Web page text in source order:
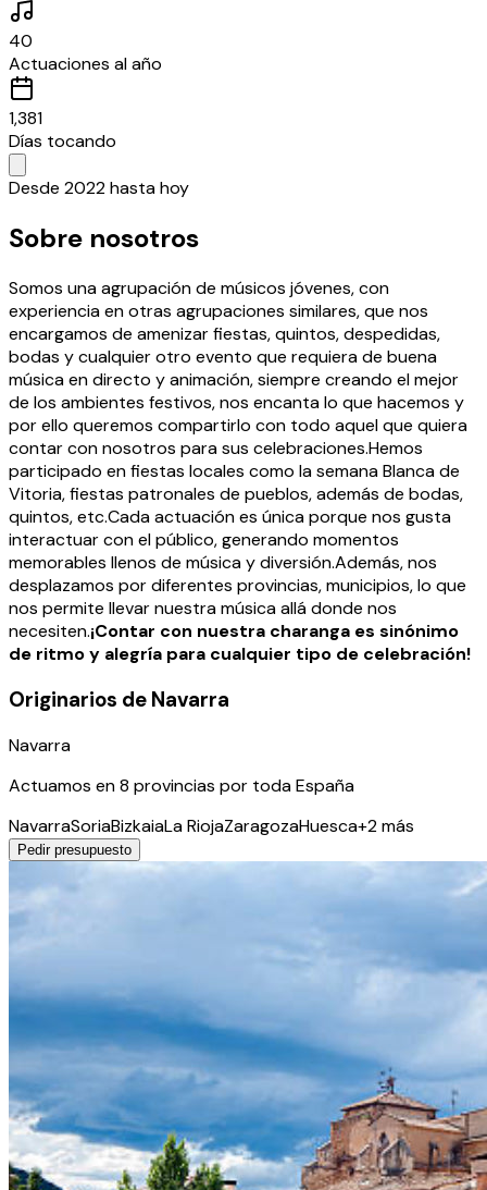
40
Actuaciones al año
1,381
Días tocando
Desde 2022 hasta hoy
Sobre nosotros
Somos una agrupación de músicos jóvenes, con
experiencia en otras agrupaciones similares, que nos
encargamos de amenizar fiestas, quintos, despedidas,
bodas y cualquier otro evento que requiera de buena
música en directo y animación, siempre creando el mejor
de los ambientes festivos, nos encanta lo que hacemos y
por ello queremos compartirlo con todo aquel que quiera
contar con nosotros para sus celebraciones.Hemos
participado en fiestas locales como la semana Blanca de
Vitoria, fiestas patronales de pueblos, además de bodas,
quintos, etc.Cada actuación es única porque nos gusta
interactuar con el público, generando momentos
memorables llenos de música y diversión.Además, nos
desplazamos por diferentes provincias, municipios, lo que
nos permite llevar nuestra música allá donde nos
necesiten.¡Contar con nuestra charanga es sinónimo
de ritmo y alegría para cualquier tipo de celebración!
Originarios de Navarra
Navarra
Actuamos en8 provincias por toda España
NavarraSoriaBizkaiaLa RiojaZaragozaHuesca+2más
Pedir presupuesto